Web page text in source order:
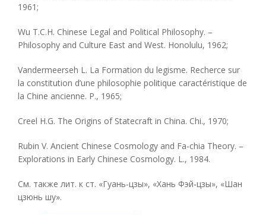
1961;
Wu T.C.H. Chinese Legal and Political Philosophy. –
Philosophy and Culture East and West. Honolulu, 1962;
Vandermeerseh L. La Formation du legisme. Recherce sur
la constitution d’une philosophie politique caractéristique de
la Chine ancienne. P., 1965;
Creel H.G. The Origins of Statecraft in China. Chi., 1970;
Rubin V. Ancient Chinese Cosmology and Fa-chia Theory. –
Explorations in Early Chinese Cosmology. L., 1984.
См. также лит. к ст. «Гуань-цзы», «Хань Фэй-цзы», «Шан
цзюнь шу».